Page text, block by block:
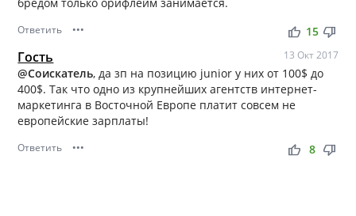
Ответить ••• thumb_up thumb_down
15
Гость 13 Окт 2017
@Соискатель, да зп на позицию junior у них от 100$ до
400$. Так что одно из крупнейших агентств интернет-
маркетинга в Восточной Европе платит совсем не
европейские зарплаты!
Ответить ••• thumb_up thumb_down
8